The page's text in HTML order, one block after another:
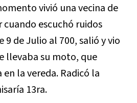
vivió una vecina de
cuando escuchó ruidos
9 de Julio al 700, salió y vio
llevaba su moto, que
la vereda. Radicó la
13ra.